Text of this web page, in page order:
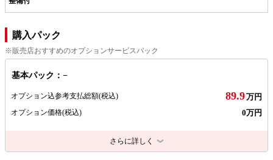
購入パック
※販売店おすすめのオプションサービスパック
基本パック：−
オプション込参考支払総額(税込) 89.9万円
オプション価格(税込) 0万円
さらに詳しく